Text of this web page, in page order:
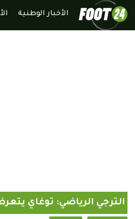
الأخبار الوطنية
الترجي الرياضي: توغاي